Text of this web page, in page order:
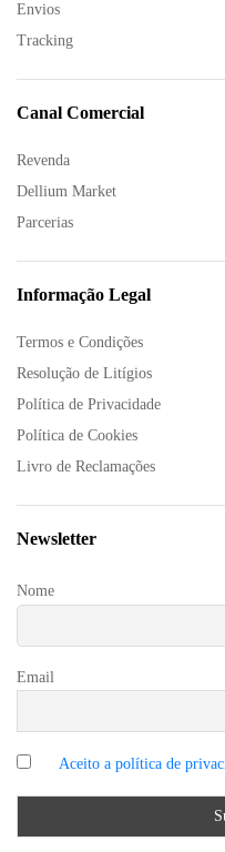
Envios
Tracking
Canal Comercial
Revenda
Dellium Market
Parcerias
Informação Legal
Termos e Condições
Resolução de Litígios
Política de Privacidade
Política de Cookies
Livro de Reclamações
Newsletter
Nome
Email